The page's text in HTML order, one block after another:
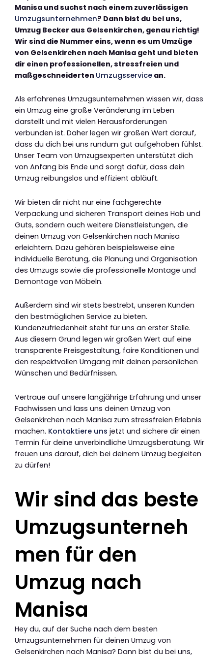
Manisa und suchst nach einem zuverlässigen
Umzugsunternehmen? Dann bist du bei uns,
Umzug Becker aus Gelsenkirchen, genau richtig!
Wir sind die Nummer eins, wenn es um Umzüge
von Gelsenkirchen nach Manisa geht und bieten
dir einen professionellen, stressfreien und
maßgeschneiderten Umzugsservice an.
Als erfahrenes Umzugsunternehmen wissen wir, dass
ein Umzug eine große Veränderung im Leben
darstellt und mit vielen Herausforderungen
verbunden ist. Daher legen wir großen Wert darauf,
dass du dich bei uns rundum gut aufgehoben fühlst.
Unser Team von Umzugsexperten unterstützt dich
von Anfang bis Ende und sorgt dafür, dass dein
Umzug reibungslos und effizient abläuft.
Wir bieten dir nicht nur eine fachgerechte
Verpackung und sicheren Transport deines Hab und
Guts, sondern auch weitere Dienstleistungen, die
deinen Umzug von Gelsenkirchen nach Manisa
erleichtern. Dazu gehören beispielsweise eine
individuelle Beratung, die Planung und Organisation
des Umzugs sowie die professionelle Montage und
Demontage von Möbeln.
Außerdem sind wir stets bestrebt, unseren Kunden
den bestmöglichen Service zu bieten.
Kundenzufriedenheit steht für uns an erster Stelle.
Aus diesem Grund legen wir großen Wert auf eine
transparente Preisgestaltung, faire Konditionen und
den respektvollen Umgang mit deinen persönlichen
Wünschen und Bedürfnissen.
Vertraue auf unsere langjährige Erfahrung und unser
Fachwissen und lass uns deinen Umzug von
Gelsenkirchen nach Manisa zum stressfreien Erlebnis
machen. Kontaktiere uns jetzt und sichere dir einen
Termin für deine unverbindliche Umzugsberatung. Wir
freuen uns darauf, dich bei deinem Umzug begleiten
zu dürfen!
Wir sind das beste
Umzugsunterneh
men für den
Umzug nach
Manisa
Hey du, auf der Suche nach dem besten
Umzugsunternehmen für deinen Umzug von
Gelsenkirchen nach Manisa? Dann bist du bei uns,